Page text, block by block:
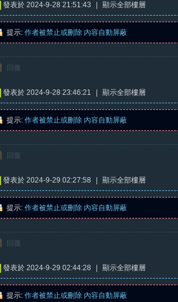
發表於 2024-9-28 21:51:43 顯示全部樓層
提示: 作者被禁止或刪除 內容自動屏蔽
回復
發表於 2024-9-28 23:46:21 顯示全部樓層
提示: 作者被禁止或刪除 內容自動屏蔽
回復
發表於 2024-9-29 02:27:58 顯示全部樓層
提示: 作者被禁止或刪除 內容自動屏蔽
回復
發表於 2024-9-29 02:44:28 顯示全部樓層
提示: 作者被禁止或刪除 內容自動屏蔽